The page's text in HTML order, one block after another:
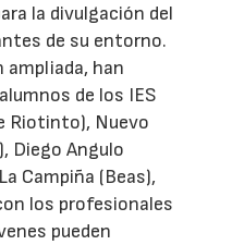
la divulgación del
de su entorno.
ampliada, han
de los IES
Riotinto), Nuevo
Diego Angulo
Campiña (Beas),
los profesionales
pueden